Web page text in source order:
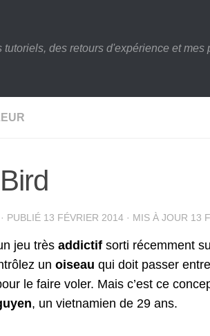
des retours d'expérience et mes
· PUBLIÉ 13 FÉVRIER 2014 · MIS À JOUR 13
jeu très addictif sorti récemment
un oiseau qui doit passer
le faire voler. Mais c’est ce
, un vietnamien de 29 ans.